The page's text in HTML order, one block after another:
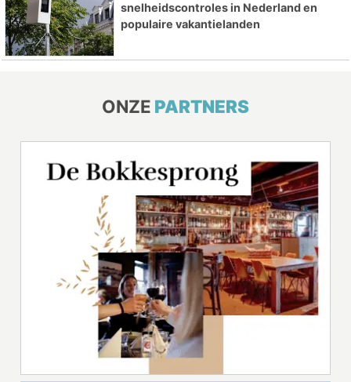
snelheidscontroles in Nederland en
populaire vakantielanden
ONZE PARTNERS